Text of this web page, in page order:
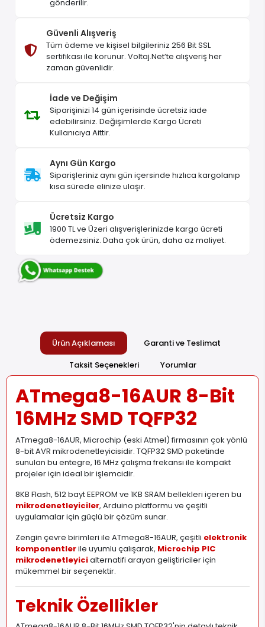
gönderilir.
Güvenli Alışveriş
Tüm ödeme ve kişisel bilgileriniz 256 Bit SSL
sertifikası ile korunur. Voltaj.Net’te alışveriş her
zaman güvenlidir.
İade ve Değişim
Siparişinizi 14 gün içerisinde ücretsiz iade
edebilirsiniz. Değişimlerde Kargo Ücreti
Kullanıcıya Aittir.
Aynı Gün Kargo
Siparişleriniz aynı gün içersinde hızlıca kargolanıp
kısa sürede elinize ulaşır.
Ücretsiz Kargo
1900 TL ve Üzeri alışverişlerinizde kargo ücreti
ödemezsiniz. Daha çok ürün, daha az maliyet.
Ürün Açıklaması
Garanti ve Teslimat
Taksit Seçenekleri
Yorumlar
ATmega8-16AUR 8-Bit
16MHz SMD TQFP32
ATmega8-16AUR, Microchip (eski Atmel) firmasının çok yönlü
8-bit AVR mikrodenetleyicisidir. TQFP32 SMD paketinde
sunulan bu entegre, 16 MHz çalışma frekansı ile kompakt
projeler için ideal bir işlemcidir.
8KB Flash, 512 bayt EEPROM ve 1KB SRAM bellekleri içeren bu
mikrodenetleyiciler, Arduino platformu ve çeşitli
uygulamalar için güçlü bir çözüm sunar.
Zengin çevre birimleri ile ATmega8-16AUR, çeşitli elektronik
komponentlerile uyumlu çalışarak, Microchip PIC
mikrodenetleyicialternatifi arayan geliştiriciler için
mükemmel bir seçenektir.
Teknik Özellikler